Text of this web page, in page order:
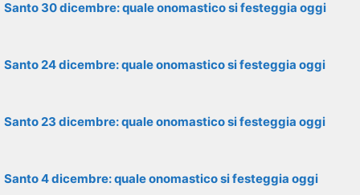
Santo 30 dicembre: quale onomastico si festeggia oggi
Santo 24 dicembre: quale onomastico si festeggia oggi
Santo 23 dicembre: quale onomastico si festeggia oggi
Santo 4 dicembre: quale onomastico si festeggia oggi